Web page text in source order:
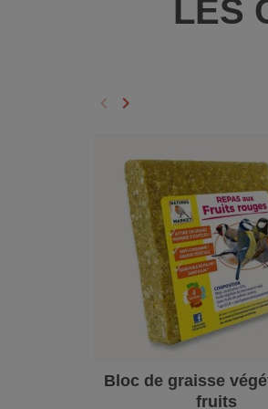
LES
Précédent
keyboard_arrow_left Suivant
keyboard_arrow_right
Bloc de graisse
fruits